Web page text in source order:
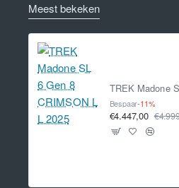
Meest bekeken
Bespaar-11%
€4.447,00